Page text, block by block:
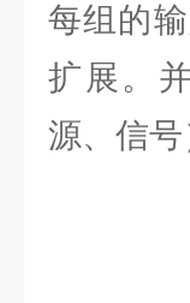
每组的
扩展。
源、信号